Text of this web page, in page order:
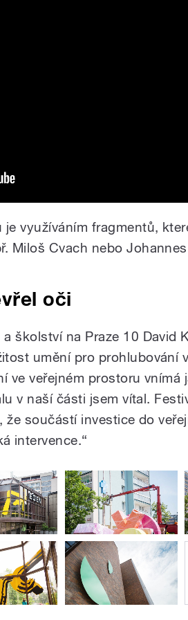
využíváním fragmentů,
Miloš Cvach nebo
oči
školství na Praze 10 David
umění pro prohlubování
ve veřejném prostoru vnímá
v naší části jsem vítal.
že součástí investice do
intervence.“